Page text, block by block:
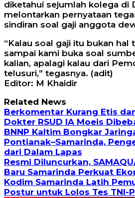
diketahui sejumlah kolega di
melontarkan pernyataan
sindiran soal gaji anggota
“Kalau soal gaji itu bukan hal
sampai kami buka soal
kalian, apalagi kalau dari
telusuri,” tegasnya. (adit)
Editor: M Khaidir
Related News
Berkomentar Kurang Etis
Dokter RSUD IA Moeis
BNNP Kaltim Bongkar
Pontianak–Samarinda,
dari Dalam Lapas
Resmi Diluncurkan,
Baru Samarinda Perkuat
Kodim Samarinda Latih
Postur untuk Lolos Tes TNI-